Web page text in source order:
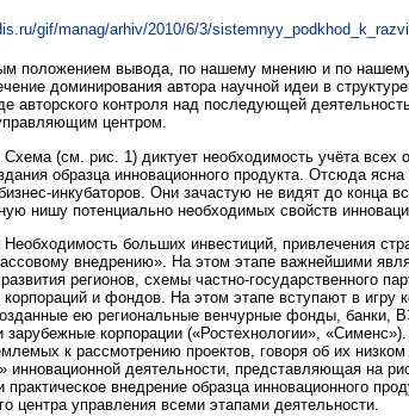
положением вывода, по нашему мнению и по нашему
доминирования автора научной идеи в
авторского контроля над последующей
центром.
Схема (см. рис. 1) диктует необходимость учёта всех
образца инновационного продукта. Отсюда ясна
инкубаторов. Они зачастую не видят до конца
нишу потенциально необходимых свойств
Необходимость больших инвестиций, привлечения
внедрению». На этом этапе важнейшими
регионов, схемы частно-государственного
и фондов. На этом этапе вступают в игру
ею региональные венчурные фонды, банки,
зарубежные корпорации («Ростехнологии»,
к рассмотрению проектов, говоря об их
инновационной деятельности, представляющая на
практическое внедрение образца инновационного
центра управления всеми этапами деятельности.